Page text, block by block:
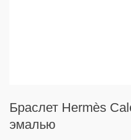
Браслет Hermès
эмалью